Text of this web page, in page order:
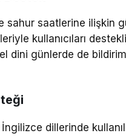
sahur saatlerine ilişkin
kullanıcıları
dini günlerde de
dillerinde